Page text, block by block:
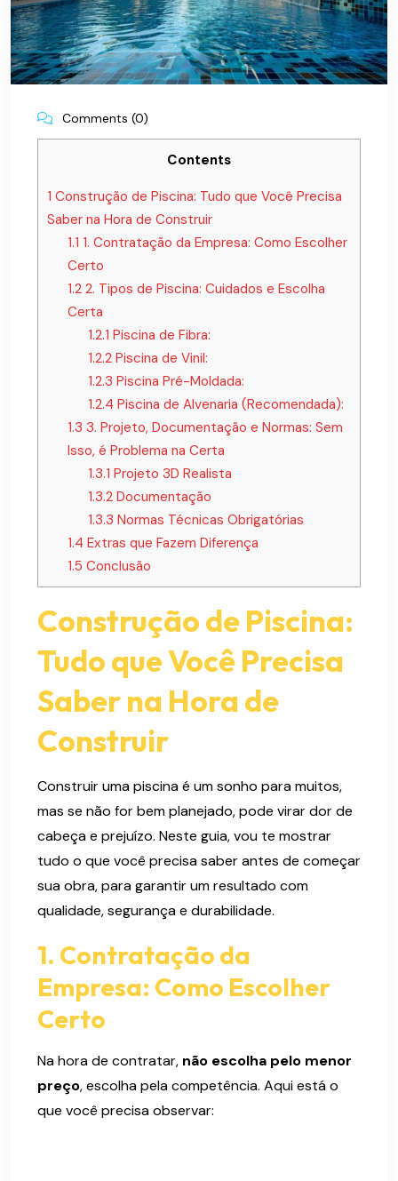
Comments (0)
Contents
1 Construção de Piscina: Tudo que Você Precisa
Saber na Hora de Construir
1.1 1. Contratação da Empresa: Como Escolher
Certo
1.22. Tipos de Piscina: Cuidados e Escolha
Certa
1.2.1 Piscina de Fibra:
1.2.2Piscina de Vinil:
1.2.3 Piscina Pré-Moldada:
1.2.4 Piscina de Alvenaria (Recomendada):
1.3 3. Projeto, Documentação e Normas: Sem
Isso, é Problema na Certa
1.3.1 Projeto 3D Realista
1.3.2Documentação
1.3.3 Normas Técnicas Obrigatórias
1.4 Extras que Fazem Diferença
1.5 Conclusão
Construção de Piscina:
Tudo que Você Precisa
Saber na Hora de
Construir
Construir uma piscina é um sonho para muitos,
mas se não for bem planejado, pode virar dor de
cabeça e prejuízo. Neste guia, vou te mostrar
tudo o que você precisa saber antes de começar
sua obra, para garantir um resultado com
qualidade, segurança e durabilidade.
1. Contratação da
Empresa: Como Escolher
Certo
Na hora de contratar, não escolha pelo menor
preço, escolha pela competência. Aqui está o
que você precisa observar: